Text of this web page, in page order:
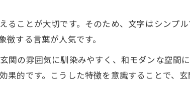
書道アートで玄関から運気を高める秘訣
インテリア書道作品で家族に良い気を呼び込む
ることが大切です。そのため、文字はシンプ
する言葉が人気です。
関の雰囲気に馴染みやすく、和モダンな空間
的です。こうした特徴を意識することで、玄